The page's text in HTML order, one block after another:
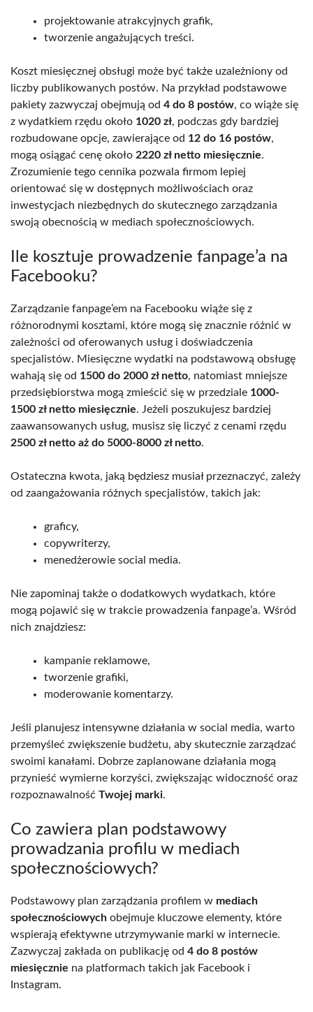
projektowanie atrakcyjnych grafik,
tworzenie angażujących treści.
Koszt miesięcznej obsługi może być także uzależniony od
liczby publikowanych postów. Na przykład podstawowe
pakiety zazwyczaj obejmują od 4 do 8 postów, co wiąże się
z wydatkiem rzędu około 1020 zł, podczas gdy bardziej
rozbudowane opcje, zawierające od 12 do 16 postów,
mogą osiągać cenę około 2220 zł netto miesięcznie.
Zrozumienie tego cennika pozwala firmom lepiej
orientować się w dostępnych możliwościach oraz
inwestycjach niezbędnych do skutecznego zarządzania
swoją obecnością w mediach społecznościowych.
Ile kosztuje prowadzenie fanpage’a na
Facebooku?
Zarządzanie fanpage’em na Facebooku wiąże się z
różnorodnymi kosztami, które mogą się znacznie różnić w
zależności od oferowanych usług i doświadczenia
specjalistów. Miesięczne wydatki na podstawową obsługę
wahają się od 1500 do 2000 zł netto, natomiast mniejsze
przedsiębiorstwa mogą zmieścić się w przedziale 1000-
1500 zł netto miesięcznie. Jeżeli poszukujesz bardziej
zaawansowanych usług, musisz się liczyć z cenami rzędu
2500 zł netto aż do 5000-8000 zł netto.
Ostateczna kwota, jaką będziesz musiał przeznaczyć, zależy
od zaangażowania różnych specjalistów, takich jak:
graficy,
copywriterzy,
menedżerowie social media.
Nie zapominaj także o dodatkowych wydatkach, które
mogą pojawić się w trakcie prowadzenia fanpage’a. Wśród
nich znajdziesz:
kampanie reklamowe,
tworzenie grafiki,
moderowanie komentarzy.
Jeśli planujesz intensywne działania w social media, warto
przemyśleć zwiększenie budżetu, aby skutecznie zarządzać
swoimi kanałami. Dobrze zaplanowane działania mogą
przynieść wymierne korzyści, zwiększając widoczność oraz
rozpoznawalność Twojej marki.
Co zawiera plan podstawowy
prowadzania profilu w mediach
społecznościowych?
Podstawowy plan zarządzania profilem w mediach
społecznościowych obejmuje kluczowe elementy, które
wspierają efektywne utrzymywanie marki w internecie.
Zazwyczaj zakłada on publikację od 4 do 8 postów
miesięcznie na platformach takich jak Facebook i
Instagram.